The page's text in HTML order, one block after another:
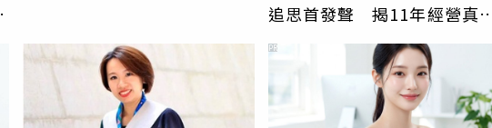
追思首發聲 揭11年經營真
PR